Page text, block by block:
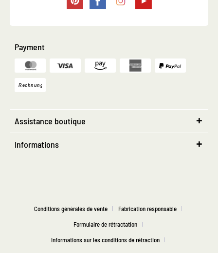
Payment
Assistance boutique
Informations
Conditions générales de vente
Fabrication responsable
Formulaire de rétractation
Informations sur les conditions de rétraction